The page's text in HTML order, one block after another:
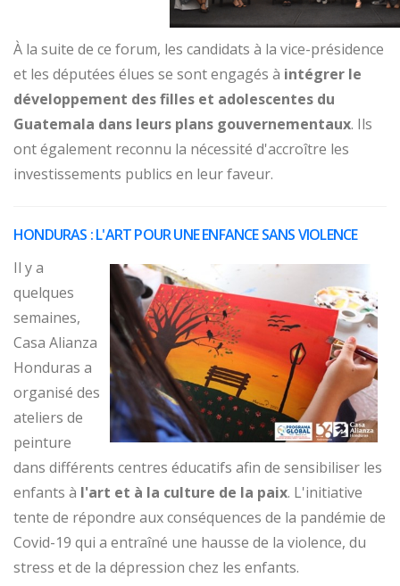
À la suite de ce forum, les candidats à la vice-présidence
et les députées élues se sont engagés à intégrer le
développement des filles et adolescentes du
Guatemala dans leurs plans gouvernementaux. Ils
ont également reconnu la nécessité d'accroître les
investissements publics en leur faveur.
HONDURAS : L'ART POUR UNE ENFANCE SANS VIOLENCE
Il y a
quelques
semaines,
Casa Alianza
Honduras a
organisé des
ateliers de
peinture
dans différents centres éducatifs afin de sensibiliser les
enfants à l'art et à la culture de la paix. L'initiative
tente de répondre aux conséquences de la pandémie de
Covid-19 qui a entraîné une hausse de la violence, du
stress et de la dépression chez les enfants.